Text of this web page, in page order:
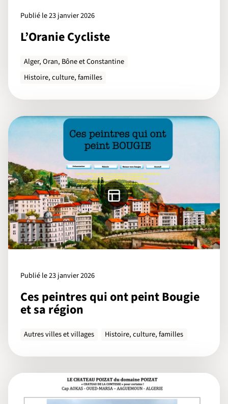
Publié le 23 janvier 2026
L’Oranie Cycliste
Alger, Oran, Bône et Constantine
Histoire, culture, familles
Publié le 23 janvier 2026
Ces peintres qui ont peint Bougie
et sa région
Autres villes et villages Histoire, culture, familles